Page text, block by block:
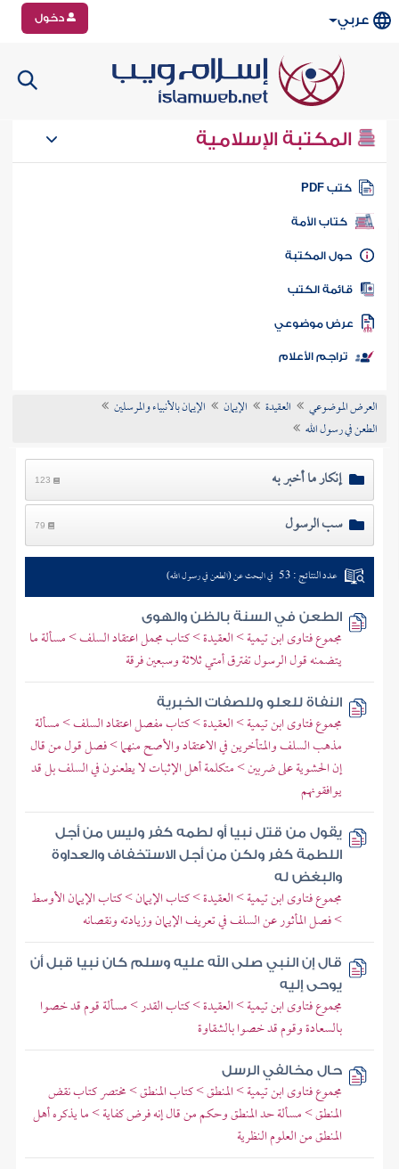
عربي دخول
المكتبة الإسلامية
كتب PDF
كتاب الأمة
المكتبة
الكتب
موضوعي
تراجم الأعلام
العرض الموضوعي العقيدة الإيمان
الإيمان بالأنبياء والمرسلين
الطعن في رسول الله
إنكار ما أخبر به 123
سب الرسول 79
عدد النتائج : 53 في البحث عن (الطعن في رسول الله)
الطعن في السنة بالظن والهوى
مجموع فتاوى ابن تيمية > العقيدة > كتاب مجمل اعتقاد السلف > مسألة ما
يتضمنه قول الرسول تفترق أمتي ثلاثة وسبعين فرقة
النفاة للعلو وللصفات الخبرية
مجموع فتاوى ابن تيمية > العقيدة > كتاب مفصل اعتقاد السلف > مسألة
مذهب السلف والمتأخرين في الاعتقاد والأصح منهما > فصل قول من قال
إن الحشوية على ضربين > متكلمة أهل الإثبات لا يطعنون في السلف بل قد
يوافقونهم
يقول من قتل نبيا أو لطمه كفر وليس من أجل
اللطمة كفر ولكن من أجل الاستخفاف والعداوة
والبغض له
مجموع فتاوى ابن تيمية > العقيدة > كتاب الإيمان > كتاب الإيمان الأوسط
> فصل المأثور عن السلف في تعريف الإيمان وزيادته ونقصانه
قال إن النبي صلى الله عليه وسلم كان نبيا قبل أن
يوحى إليه
مجموع فتاوى ابن تيمية > العقيدة > كتاب القدر > مسألة قوم قد خصوا
بالسعادة وقوم قد خصوا بالشقاوة
حال مخالفي الرسل
مجموع فتاوى ابن تيمية > المنطق > كتاب المنطق > مختصر كتاب نقض
المنطق > مسألة حد المنطق وحكم من قال إنه فرض كفاية > ما يذكره أهل
المنطق من العلوم النظرية